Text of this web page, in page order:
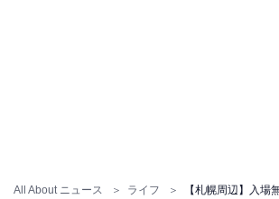
All About ニュース ライフ
道央自動車道恵庭ICから約600m